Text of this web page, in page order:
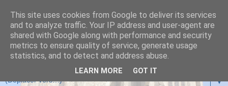
▼
This site uses cookies from Google to deliver its services
and to analyze traffic. Your IP address and user-agent are
shared with Google along with performance and security
metrics to ensure quality of service, generate usage
statistics, and to detect and address abuse.
LEARN MORE GOT IT